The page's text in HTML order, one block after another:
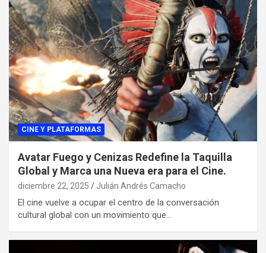
CINE Y PLATAFORMAS
Avatar Fuego y Cenizas Redefine la Taquilla
Global y Marca una Nueva era para el Cine.
diciembre 22, 2025 Julián Andrés Camacho
El cine vuelve a ocupar el centro de la conversación
cultural global con un movimiento que…